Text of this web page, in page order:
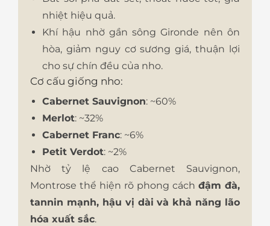
nhiệt hiệu quả.
Khí hậu nhờ gần sông Gironde nên ôn
hòa, giảm nguy cơ sương giá, thuận lợi
cho sự chín đều của nho.
Cơ cấu giống nho:
Cabernet Sauvignon: ~60%
Merlot: ~32%
Cabernet Franc: ~6%
Petit Verdot: ~2%
Nhờ tỷ lệ cao Cabernet Sauvignon,
Montrose thể hiện rõ phong cách đậm đà,
tannin mạnh, hậu vị dài và khả năng lão
hóa xuất sắc.